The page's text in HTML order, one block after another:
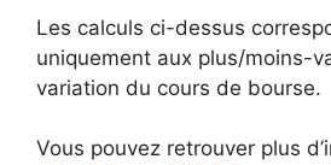
Les calculs ci-dessus
uniquement aux plus/moins-
variation du cours de bourse.
Vous pouvez retrouver plus